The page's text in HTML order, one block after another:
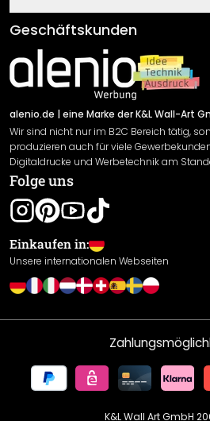
Klebe- und
Newsletter An-/Abmeldung
Sendungsverfolgung
AGB
Impressum
Versand & Zahlung
Rücksendung
Widerrufsrecht
Datenschutzerklärung
Gewährleistung
Leistungserklärung / CE-Zeichen
Cookie Einstellungen
Geschäftskunden
alenio.de | eine Marke der K&L Wall-Art
Wir sind nicht nur im B2C Bereich tätig,
produzieren auch für viele
Digitaldrucke und Werbetechnik am
Folge uns
Einkaufen in:
Unsere internationalen Webseiten
K&L Wall Art GmbH